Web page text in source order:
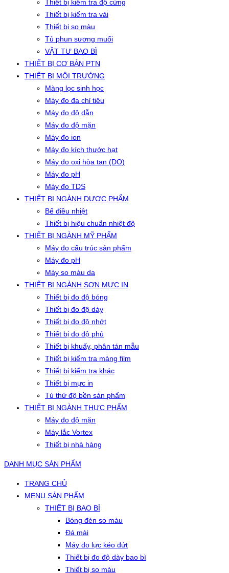
Thiết bị kiểm tra độ cứng
Thiết bị kiểm tra vải
Thiết bị so màu
Tủ phun sương muối
VẬT TƯ BAO BÌ
THIẾT BỊ CƠ BẢN PTN
THIẾT BỊ MÔI TRƯỜNG
Màng lọc sinh học
Máy đo đa chỉ tiêu
Máy đo độ dẫn
Máy đo độ mặn
Máy đo ion
Máy đo kích thước hạt
Máy đo oxi hòa tan (DO)
Máy đo pH
Máy đo TDS
THIẾT BỊ NGÀNH DƯỢC PHẨM
Bể điều nhiệt
Thiết bị hiệu chuẩn nhiệt độ
THIẾT BỊ NGÀNH MỸ PHẨM
Máy đo cấu trúc sản phẩm
Máy đo pH
Máy so màu da
THIẾT BỊ NGÀNH SƠN MỰC IN
Thiết bị đo độ bóng
Thiết bị đo độ dày
Thiết bị đo độ nhớt
Thiết bị đo độ phủ
Thiết bị khuấy, phân tán mẫu
Thiết bị kiểm tra màng film
Thiết bị kiểm tra khác
Thiết bị mực in
Tủ thử độ bền sản phẩm
THIẾT BỊ NGÀNH THỰC PHẨM
Máy đo độ mặn
Máy lắc Vortex
Thiết bị nhà hàng
DANH MỤC SẢN PHẨM
TRANG CHỦ
MENU SẢN PHẨM
THIẾT BỊ BAO BÌ
Bóng đèn so màu
Đá mài
Máy đo lực kéo đứt
Thiết bị đo độ dày bao bì
Thiết bị so màu